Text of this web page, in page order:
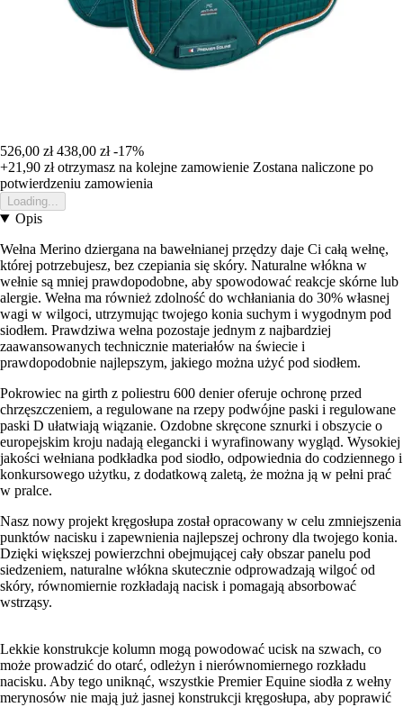
526,00 zł 438,00 zł -17%
+21,90 złotrzymasz na kolejne zamowienie Zostana naliczone po
potwierdzeniu zamowienia
Loading...
Opis
Wełna Merino dziergana na bawełnianej przędzy daje Ci całą wełnę,
której potrzebujesz, bez czepiania się skóry. Naturalne włókna w
wełnie są mniej prawdopodobne, aby spowodować reakcje skórne lub
alergie. Wełna ma również zdolność do wchłaniania do 30% własnej
wagi w wilgoci, utrzymując twojego konia suchym i wygodnym pod
siodłem. Prawdziwa wełna pozostaje jednym z najbardziej
zaawansowanych technicznie materiałów na świecie i
prawdopodobnie najlepszym, jakiego można użyć pod siodłem.
Pokrowiec na girth z poliestru 600 denier oferuje ochronę przed
chrzęszczeniem, a regulowane na rzepy podwójne paski i regulowane
paski D ułatwiają wiązanie. Ozdobne skręcone sznurki i obszycie o
europejskim kroju nadają elegancki i wyrafinowany wygląd. Wysokiej
jakości wełniana podkładka pod siodło, odpowiednia do codziennego i
konkursowego użytku, z dodatkową zaletą, że można ją w pełni prać
w pralce.
Nasz nowy projekt kręgosłupa został opracowany w celu zmniejszenia
punktów nacisku i zapewnienia najlepszej ochrony dla twojego konia.
Dzięki większej powierzchni obejmującej cały obszar panelu pod
siedzeniem, naturalne włókna skutecznie odprowadzają wilgoć od
skóry, równomiernie rozkładają nacisk i pomagają absorbować
wstrząsy.
Lekkie konstrukcje kolumn mogą powodować ucisk na szwach, co
może prowadzić do otarć, odleżyn i nierównomiernego rozkładu
nacisku. Aby tego uniknąć, wszystkie Premier Equine siodła z wełny
merynosów nie mają już jasnej konstrukcji kręgosłupa, aby poprawić